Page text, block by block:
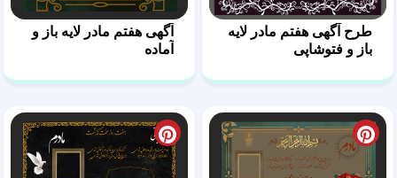
طرح آگهی هفتم مادر لایه
باز و فتوشاپی
آگهی هفتم مادر لایه باز و
آماده